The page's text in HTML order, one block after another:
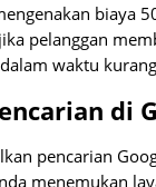
biaya
pelanggan
waktu
di
pencarian
menemukan